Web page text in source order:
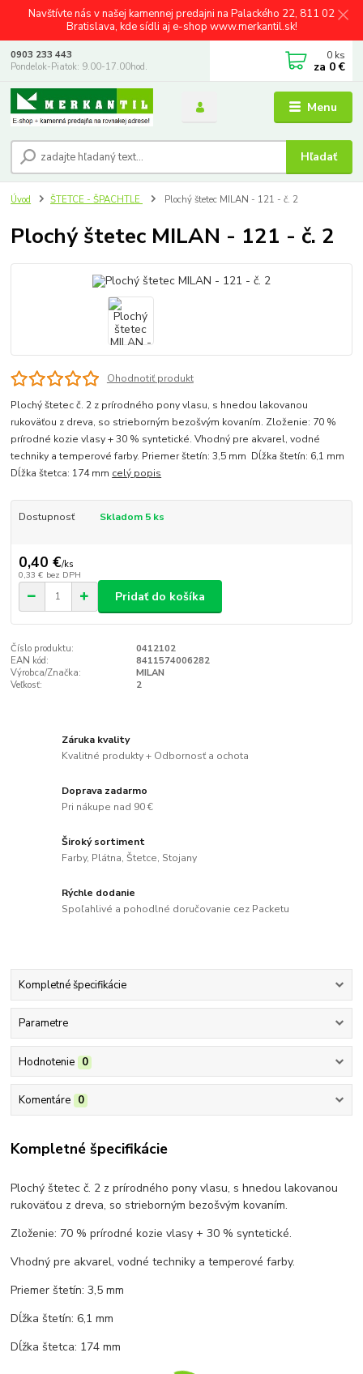
Navštívte nás v našej kamennej predajni na Palackého 22, 811 02
Bratislava, kde sídli aj e-shop www.merkantil.sk!
Menu
Hľadať
0903 233 443
Pondelok-Piatok: 9.00-17.00hod.
0 ks
za 0 €
Úvod ŠTETCE - ŠPACHTLE Plochý štetec MILAN - 121 - č. 2
Plochý štetec MILAN - 121 - č. 2
Ohodnotiť produkt
Plochý štetec č. 2 z prírodného pony vlasu, s hnedou lakovanou
rukoväťou z dreva, so strieborným bezošvým kovaním. Zloženie: 70 %
prírodné kozie vlasy + 30 % syntetické. Vhodný pre akvarel, vodné
techniky a temperové farby. Priemer štetín: 3,5 mm Dĺžka štetín: 6,1 mm
Dĺžka štetca: 174 mm celý popis
Dostupnosť Skladom 5 ks
0,40 €/ks
0,33 € bez DPH
Pridať do košíka
Číslo produktu:
0412102
EAN kód:
8411574006282
Výrobca/Značka:
MILAN
Veľkosť:
2
Záruka kvality
Kvalitné produkty + Odbornosť a ochota
Doprava zadarmo
Pri nákupe nad 90 €
Široký sortiment
Farby, Plátna, Štetce, Stojany
Rýchle dodanie
Spoľahlivé a pohodlné doručovanie cez Packetu
Kompletné špecifikácie
Parametre
Hodnotenie 0
Komentáre 0
Kompletné špecifikácie
Plochý štetec č. 2 z prírodného pony vlasu, s hnedou lakovanou
rukoväťou z dreva, so strieborným bezošvým kovaním.
Zloženie: 70 % prírodné kozie vlasy + 30 % syntetické.
Vhodný pre akvarel, vodné techniky a temperové farby.
Priemer štetín: 3,5 mm
Dĺžka štetín: 6,1 mm
Dĺžka štetca: 174 mm